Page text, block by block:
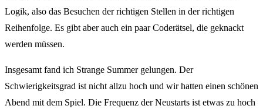
Logik, also das Besuchen der richtigen Stellen in der richtigen
Reihenfolge. Es gibt aber auch ein paar Coderätsel, die geknackt
werden müssen.
Insgesamt fand ich Strange Summer gelungen. Der
Schwierigkeitsgrad ist nicht allzu hoch und wir hatten einen schönen
Abend mit dem Spiel. Die Frequenz der Neustarts ist etwas zu hoch